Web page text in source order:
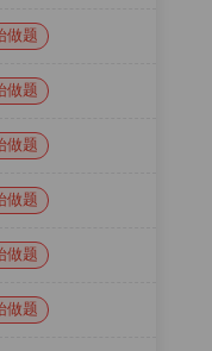
做题
做题
做题
做题
做题
做题